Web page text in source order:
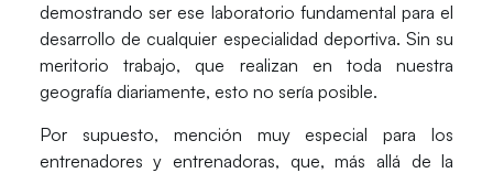
demostrando ser ese laboratorio fundamental para el
desarrollo de cualquier especialidad deportiva. Sin su
meritorio trabajo, que realizan en toda nuestra
geografía diariamente, esto no sería posible.
Por supuesto, mención muy especial para los
entrenadores y entrenadoras, que, más allá de la